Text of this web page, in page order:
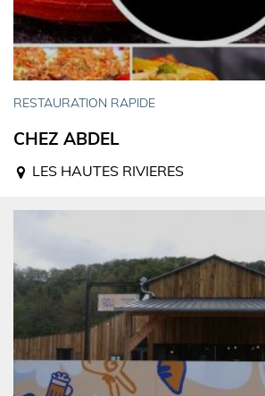
RESTAURATION RAPIDE
CHEZ ABDEL
LES HAUTES RIVIERES